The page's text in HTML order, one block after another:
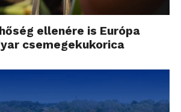
ellenére is Európa
csemegekukorica